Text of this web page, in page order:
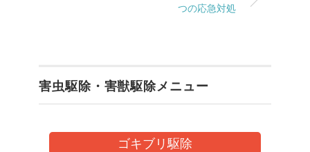
つの応急対処
害虫駆除・害獣駆除メニュー
ゴキブリ駆除